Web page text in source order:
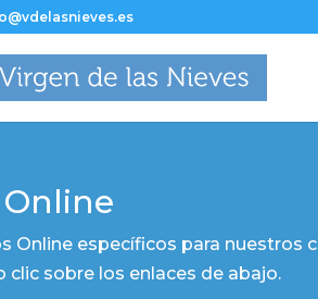
Online específicos para nuestros
clic sobre los enlaces de abajo.